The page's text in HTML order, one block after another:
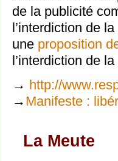
de la publicité
l’interdiction de
une proposition
l’interdiction de
→ http://
→ Manifeste :
La Meute